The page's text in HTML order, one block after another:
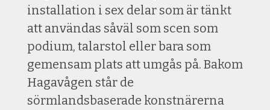
installation i sex delar som är tänkt
att användas såväl som scen som
podium, talarstol eller bara som
gemensam plats att umgås på. Bakom
Hagavågen står de
sörmlandsbaserade konstnärerna